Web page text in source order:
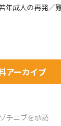
年成人の再発／
アーカイブ
チニブを承認